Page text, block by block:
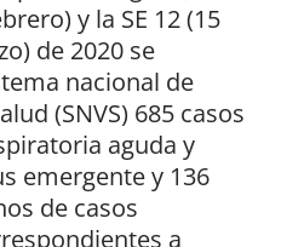
y la SE 12 (15
de 2020 se
nacional de
(SNVS) 685 casos
aguda y
emergente y 136
de casos
a